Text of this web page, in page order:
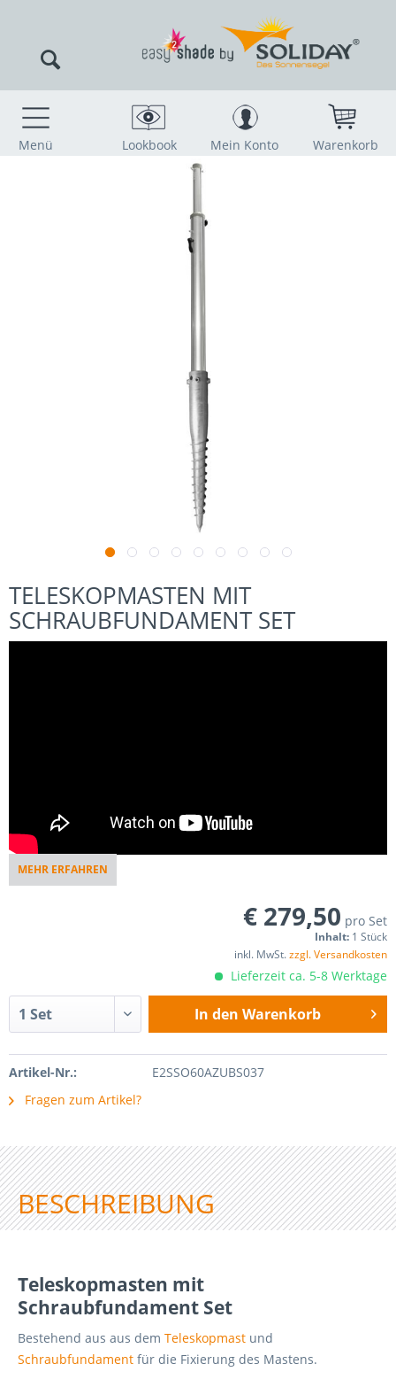
Menü Lookbook Mein Konto Warenkorb
TELESKOPMASTEN MIT
SCHRAUBFUNDAMENT SET
MEHR ERFAHREN
€ 279,50 pro Set
Inhalt: 1 Stück
inkl. MwSt.zzgl. Versandkosten
Lieferzeit ca. 5-8 Werktage
In den Warenkorb
Artikel-Nr.:
E2SSO60AZUBS037
Fragen zum Artikel?
BESCHREIBUNG
Teleskopmasten mit
Schraubfundament Set
Bestehend aus aus dem Teleskopmast und
Schraubfundament für die Fixierung des Mastens.